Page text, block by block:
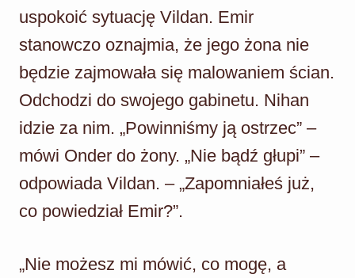
uspokoić sytuację Vildan. Emir
stanowczo oznajmia, że jego żona nie
będzie zajmowała się malowaniem ścian.
Odchodzi do swojego gabinetu. Nihan
idzie za nim. „Powinniśmy ją ostrzec” –
mówi Onder do żony. „Nie bądź głupi” –
odpowiada Vildan. – „Zapomniałeś już,
co powiedział Emir?”.
„Nie możesz mi mówić, co mogę, a